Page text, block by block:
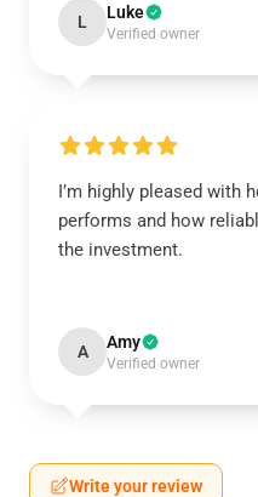
L Luke
Verified owner
I’m highly pleased with
performs and how
the investment.
A Amy
Verified owner
Write your review